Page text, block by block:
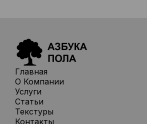
Главная
О Компании
Услуги
Статьи
Текстуры
Контакты